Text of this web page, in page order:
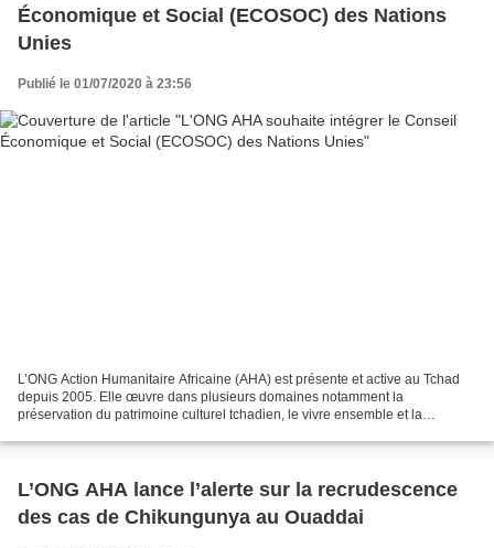
Économique et Social (ECOSOC) des Nations
Unies
Publié le 01/07/2020 à 23:56
L’ONG Action Humanitaire Africaine (AHA) est présente et active au Tchad
depuis 2005. Elle œuvre dans plusieurs domaines notamment la
préservation du patrimoine culturel tchadien, le vivre ensemble et la
L’ONG AHA lance l’alerte sur la recrudescence
des cas de Chikungunya au Ouaddai